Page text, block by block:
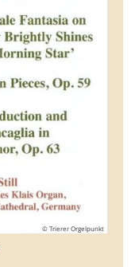
© Trierer Orgelpunkt